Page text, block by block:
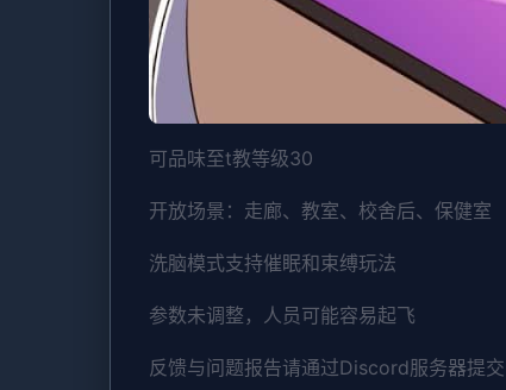
可品味至t教等级30
开放场景：走廊、教室、校舍后、保健室
洗脑模式支持催眠和束缚玩法
参数未调整，人员可能容易起飞
反馈与问题报告请通过Discord服务器提